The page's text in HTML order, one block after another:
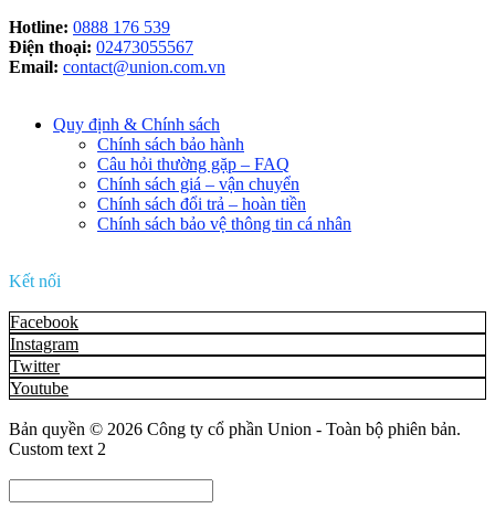
Hotline: 0888 176 539
Điện thoại: 02473055567
Email: contact@union.com.vn
Quy định & Chính sách
Chính sách bảo hành
Câu hỏi thường gặp – FAQ
Chính sách giá – vận chuyển
Chính sách đổi trả – hoàn tiền
Chính sách bảo vệ thông tin cá nhân
Kết nối
Facebook
Instagram
Twitter
Youtube
Bản quyền © 2026 Công ty cổ phần Union - Toàn bộ phiên bản.
Custom text 2